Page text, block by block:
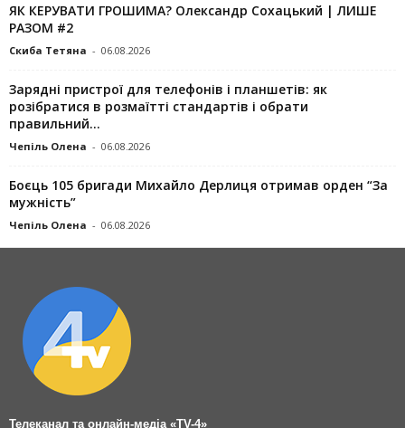
ЯК КЕРУВАТИ ГРОШИМА? Олександр Сохацький | ЛИШЕ
РАЗОМ #2
Скиба Тетяна - 06.08.2026
Зарядні пристрої для телефонів і планшетів: як
розібратися в розмаїтті стандартів і обрати
правильний...
Чепіль Олена - 06.08.2026
Боєць 105 бригади Михайло Дерлиця отримав орден “За
мужність”
Чепіль Олена - 06.08.2026
Телеканал та онлайн-медіа «TV-4»